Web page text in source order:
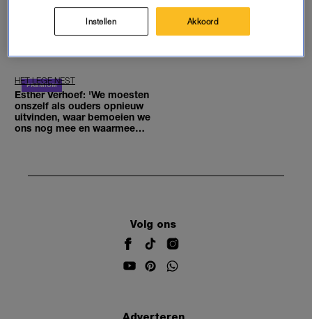
Carly Wijs werd ziek toen
haar zoon uit huis ging: 'In
die 18 jaar dat hij thuis was,
Daphne Deckers, Quinty
Trustfull en Jörgen Raymann
over hun lege nest: 'Ik heb in
HET LEGE NEST
Esther Verhoef: 'We moesten
onszelf als ouders opnieuw
uitvinden, waar bemoeien we
ons nog mee en waarmee
Volg ons
Instellen Akkoord